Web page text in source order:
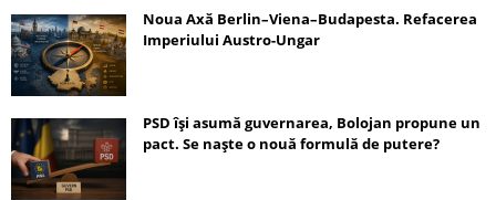
Noua Axă Berlin–Viena–Budapesta. Refacerea
Imperiului Austro-Ungar
PSD își asumă guvernarea, Bolojan propune un
pact. Se naște o nouă formulă de putere?